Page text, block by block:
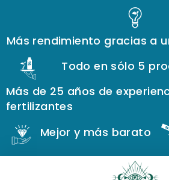
Más rendimiento gracias a
Todo en sólo 5
Más de 25 años de
fertilizantes
Mejor y más barato